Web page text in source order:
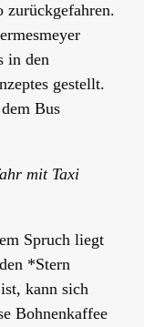
zurückgefahren.
in den
gestellt.
Bus
mit Taxi
Spruch liegt
*Stern
kann sich
Bohnenkaffee